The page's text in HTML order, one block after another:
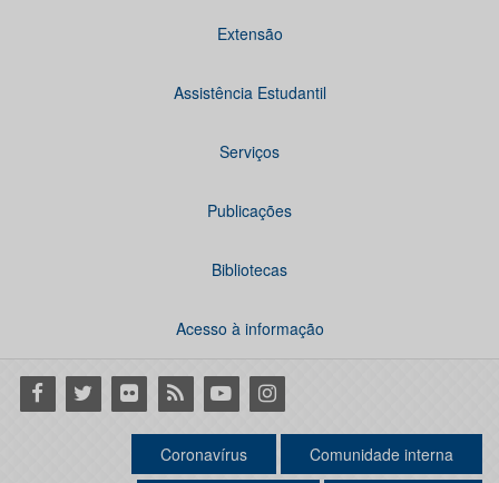
Extensão
Assistência Estudantil
Serviços
Publicações
Bibliotecas
Acesso à informação
Facebook
Twitter Flickr RSS YoutubeInstagram
Coronavírus Comunidade interna